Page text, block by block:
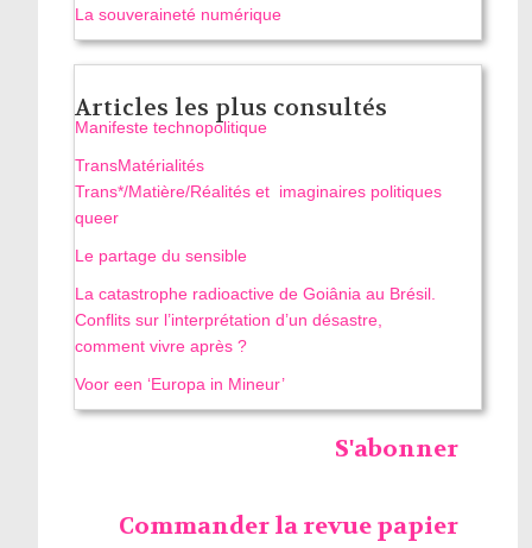
La souveraineté numérique
Articles les plus consultés
Manifeste technopolitique
TransMatérialités
Trans*/Matière/Réalités et imaginaires politiques
queer
Le partage du sensible
La catastrophe radioactive de Goiânia au Brésil.
Conflits sur l’interprétation d’un désastre,
comment vivre après ?
Voor een ‘Europa in Mineur’
S'abonner
Commander la revue papier